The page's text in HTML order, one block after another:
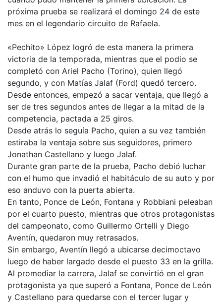
próxima prueba se realizará el domingo 24 de este
mes en el legendario circuito de Rafaela.
«Pechito» López logró de esta manera la primera
victoria de la temporada, mientras que el podio se
completó con Ariel Pacho (Torino), quien llegó
segundo, y con Matías Jalaf (Ford) quedó tercero.
Desde entonces, empezó a sacar ventaja, que llegó a
ser de tres segundos antes de llegar a la mitad de la
competencia, pactada a 25 giros.
Desde atrás lo seguía Pacho, quien a su vez también
estiraba la ventaja sobre sus seguidores, primero
Jonathan Castellano y luego Jalaf.
Durante gran parte de la prueba, Pacho debió luchar
con el humo que invadió el habitáculo de su auto y por
eso anduvo con la puerta abierta.
En tanto, Ponce de León, Fontana y Robbiani peleaban
por el cuarto puesto, mientras que otros protagonistas
del campeonato, como Guillermo Ortelli y Diego
Aventín, quedaron muy retrasados.
Sin embargo, Aventín llegó a ubicarse decimoctavo
luego de haber largado desde el puesto 33 en la grilla.
Al promediar la carrera, Jalaf se convirtió en el gran
protagonista ya que superó a Fontana, Ponce de León
y Castellano para quedarse con el tercer lugar y